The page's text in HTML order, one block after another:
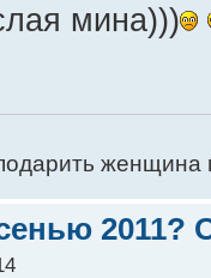
мина)))
женщина
2011?